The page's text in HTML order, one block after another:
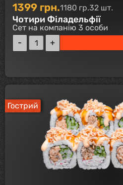
1399 грн.1180 гр.32 шт.
Чотири Філадельфії
Сет на компанію 3 особи
Гострий